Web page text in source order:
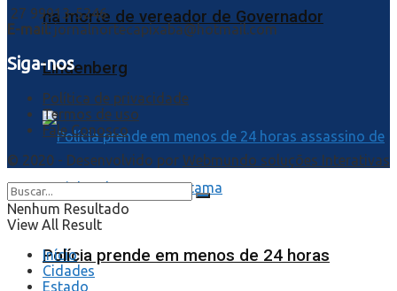
na morte de vereador de Governador
Lindenberg
Polícia prende em menos de 24 horas
27 99913-5246
E-mail:jornalnortecapixaba@hotmail.com
Siga-nos
Política de privacidade
Termos de uso
Fale Conosco
© 2020 - Desenvolvido por Webmundo soluções Interativas
Nenhum Resultado
View All Result
Início
Cidades
Estado